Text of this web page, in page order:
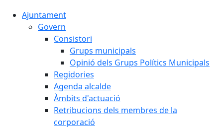
Ajuntament
Govern
Consistori
Grups municipals
Opinió dels Grups Polítics Municipals
Regidories
Agenda alcalde
Àmbits d'actuació
Retribucions dels membres de la
corporació